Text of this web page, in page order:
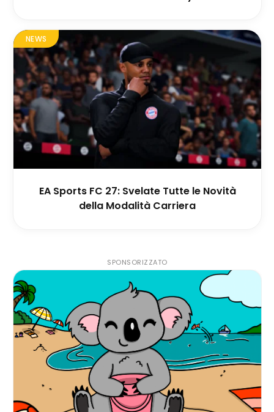
NEWS
EA Sports FC 27: Svelate Tutte le Novità
della Modalità Carriera
SPONSORIZZATO